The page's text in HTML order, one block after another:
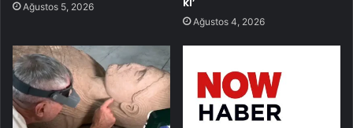
Ağustos 5, 2026
Ağustos 4, 2026